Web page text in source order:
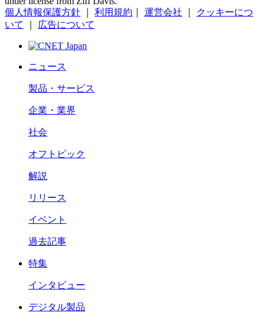
個人情報保護方針
利用規約 運営会社
クッキーにつ
いて
広告について
ニュース
製品・サービス
企業・業界
社会
オフトピック
解説
リリース
イベント
過去記事
特集
インタビュー
デジタル製品